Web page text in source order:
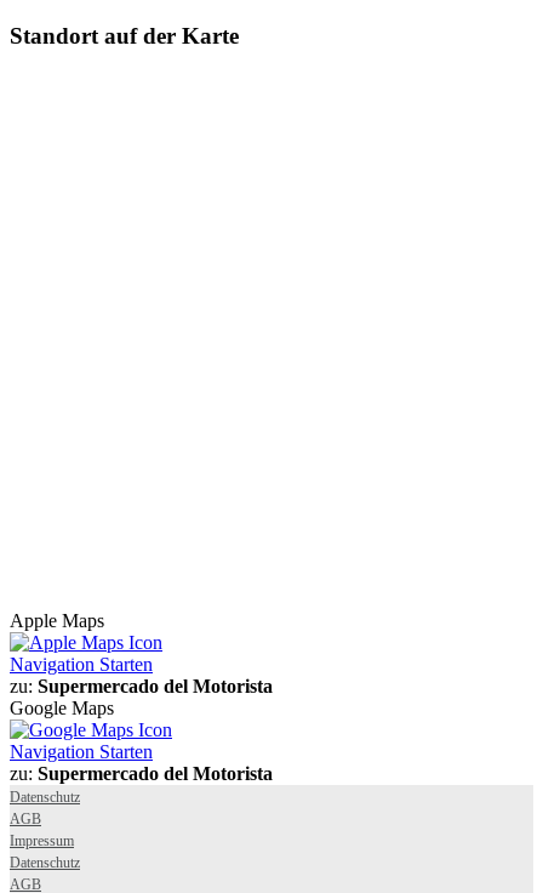
Standort auf der Karte
Apple Maps
Navigation Starten
zu: Supermercado del Motorista
Google Maps
Navigation Starten
zu: Supermercado del Motorista
Datenschutz
AGB
Impressum
Datenschutz
AGB